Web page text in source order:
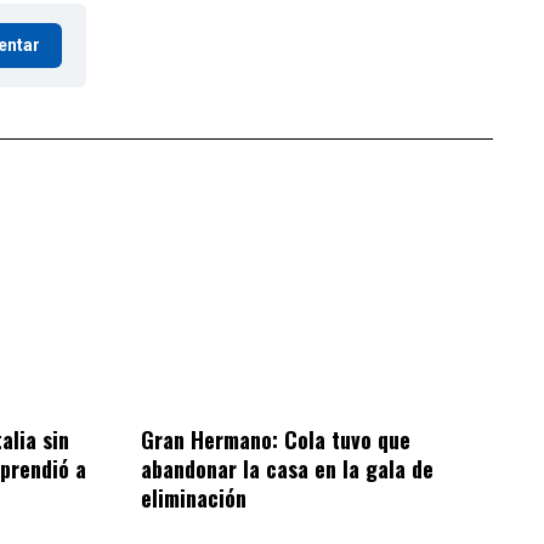
sin
a
Gran Hermano: Cola tuvo que
abandonar la casa en la gala de
eliminación